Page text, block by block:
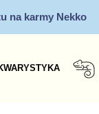
na karmy Nekko